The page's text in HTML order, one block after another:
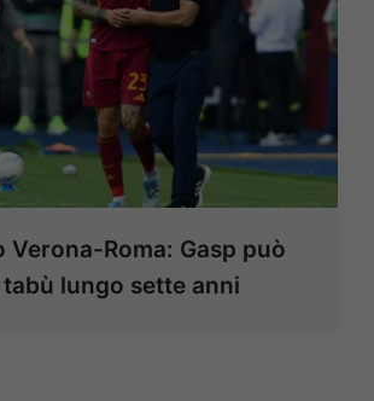
Verona-Roma: Gasp può
lungo sette anni